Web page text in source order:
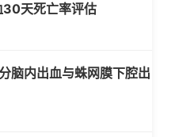
天死亡率评估
脑内出血与蛛网膜下腔出